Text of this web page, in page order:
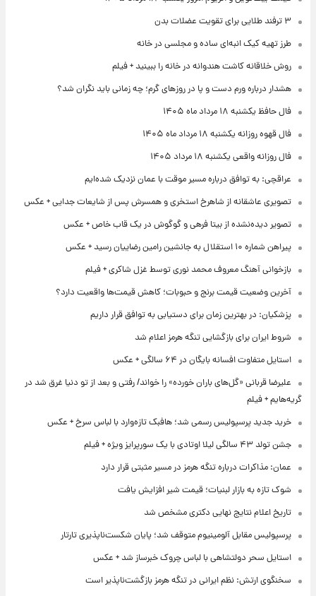
۳ ترفند طلایی برای تقویت عضلات بدن
طرز تهیه کیک انبه‌ای ساده و مجلسی در خانه
روش خلاقانه کاشت هندوانه در خانه را ببینید + فیلم
هشدار درباره ورم دست و پا در روزهای گرم؛ چه زمانی باید نگران شد؟
فال حافظ یکشنبه ۱۸ مرداد ماه ۱۴۰۵
فال قهوه روزانه یکشنبه ۱۸ مرداد ماه ۱۴۰۵
فال روزانه واقعی یکشنبه ۱۸ مرداد ۱۴۰۵
عراقچی: به توافق درباره مسیر موقت با عمان نزدیک شده‌ایم
تصویری عاشقانه از شاهرخ استخری و همسرش پس از شایعات جدایی + عکس
تصویر دیده‌نشده از بیتا فرهی و گوگوش در یک قاب خاص + عکس
پیراهن شماره ۱۰ استقلال به جانشین رامین رضاییان رسید + عکس
بازخوانی آهنگ معروف محمد نوری توسط غزل شاکری + فیلم
آخرین وضعیت قیمت برنج و حبوبات؛ کاهش قیمت‌ها واقعیت دارد؟
پزشکیان: در بهترین زمان برای دستیابی به توافق قرار داریم
شروط ایران برای بازگشایی تنگه هرمز اعلام شد
استایل متفاوت افسانه بایگان در ۶۴ سالگی + عکس
علیرضا قربانی «گل‌های باران خورده» را خواند/ رفتی و بعد از تو دنیا غرق شد در
گریه‌هایم + فیلم
خرید جدید پرسپولیس رسمی شد؛ هافبک تازه‌وارد با لباس سرخ + عکس
جشن تولد ۴۳ سالگی لیلا اوتادی با یک سورپرایز ویژه + فیلم
عمان: مذاکرات درباره تنگه هرمز در مسیر مثبتی قرار دارد
شوک تازه به بازار لبنیات؛ قیمت شیر افزایش یافت
تاریخ اعلام نتایج نهایی دکتری مشخص شد
پرسپولیس مقابل آلومینیوم متوقف شد؛ پایان شکست‌ناپذیری تارتار
استایل سحر دولتشاهی با لباس چروک خبرساز شد + عکس
سخنگوی ارتش: نظم ایرانی در تنگه هرمز بازگشت‌ناپذیر است